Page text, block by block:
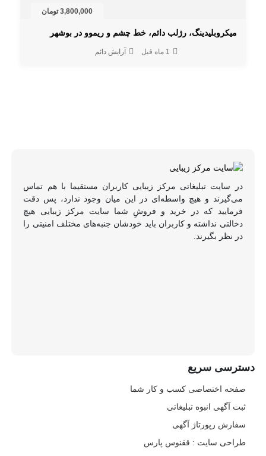
3,800,000 تومان
میکروبلیدینگ، رژلب دائم، خط چشم و ریموو در بوشهر
1 ماه قبل آرایش دائم
در سایت تبلیغاتی مرکز زیبایی کاربران مستقیما با هم تماس
می‌گیرند و هیچ واسطه‌ای در این میان وجود ندارد، پس دقت
فرمایید که در خرید و فروشِ شما سایت مرکز زیبایی هیچ
دخالتی نداشته و کاربران باید خودشان جنبه‌های مختلف امنیتی را
در نظر بگیرند.
دسترسی سریع
صفحه اختصاصی کسب و کار شما
ثبت آگهی انبوه تبلیغاتی
سفارش رپورتاژ آگهی
طراحی سایت : ققنوس پارس